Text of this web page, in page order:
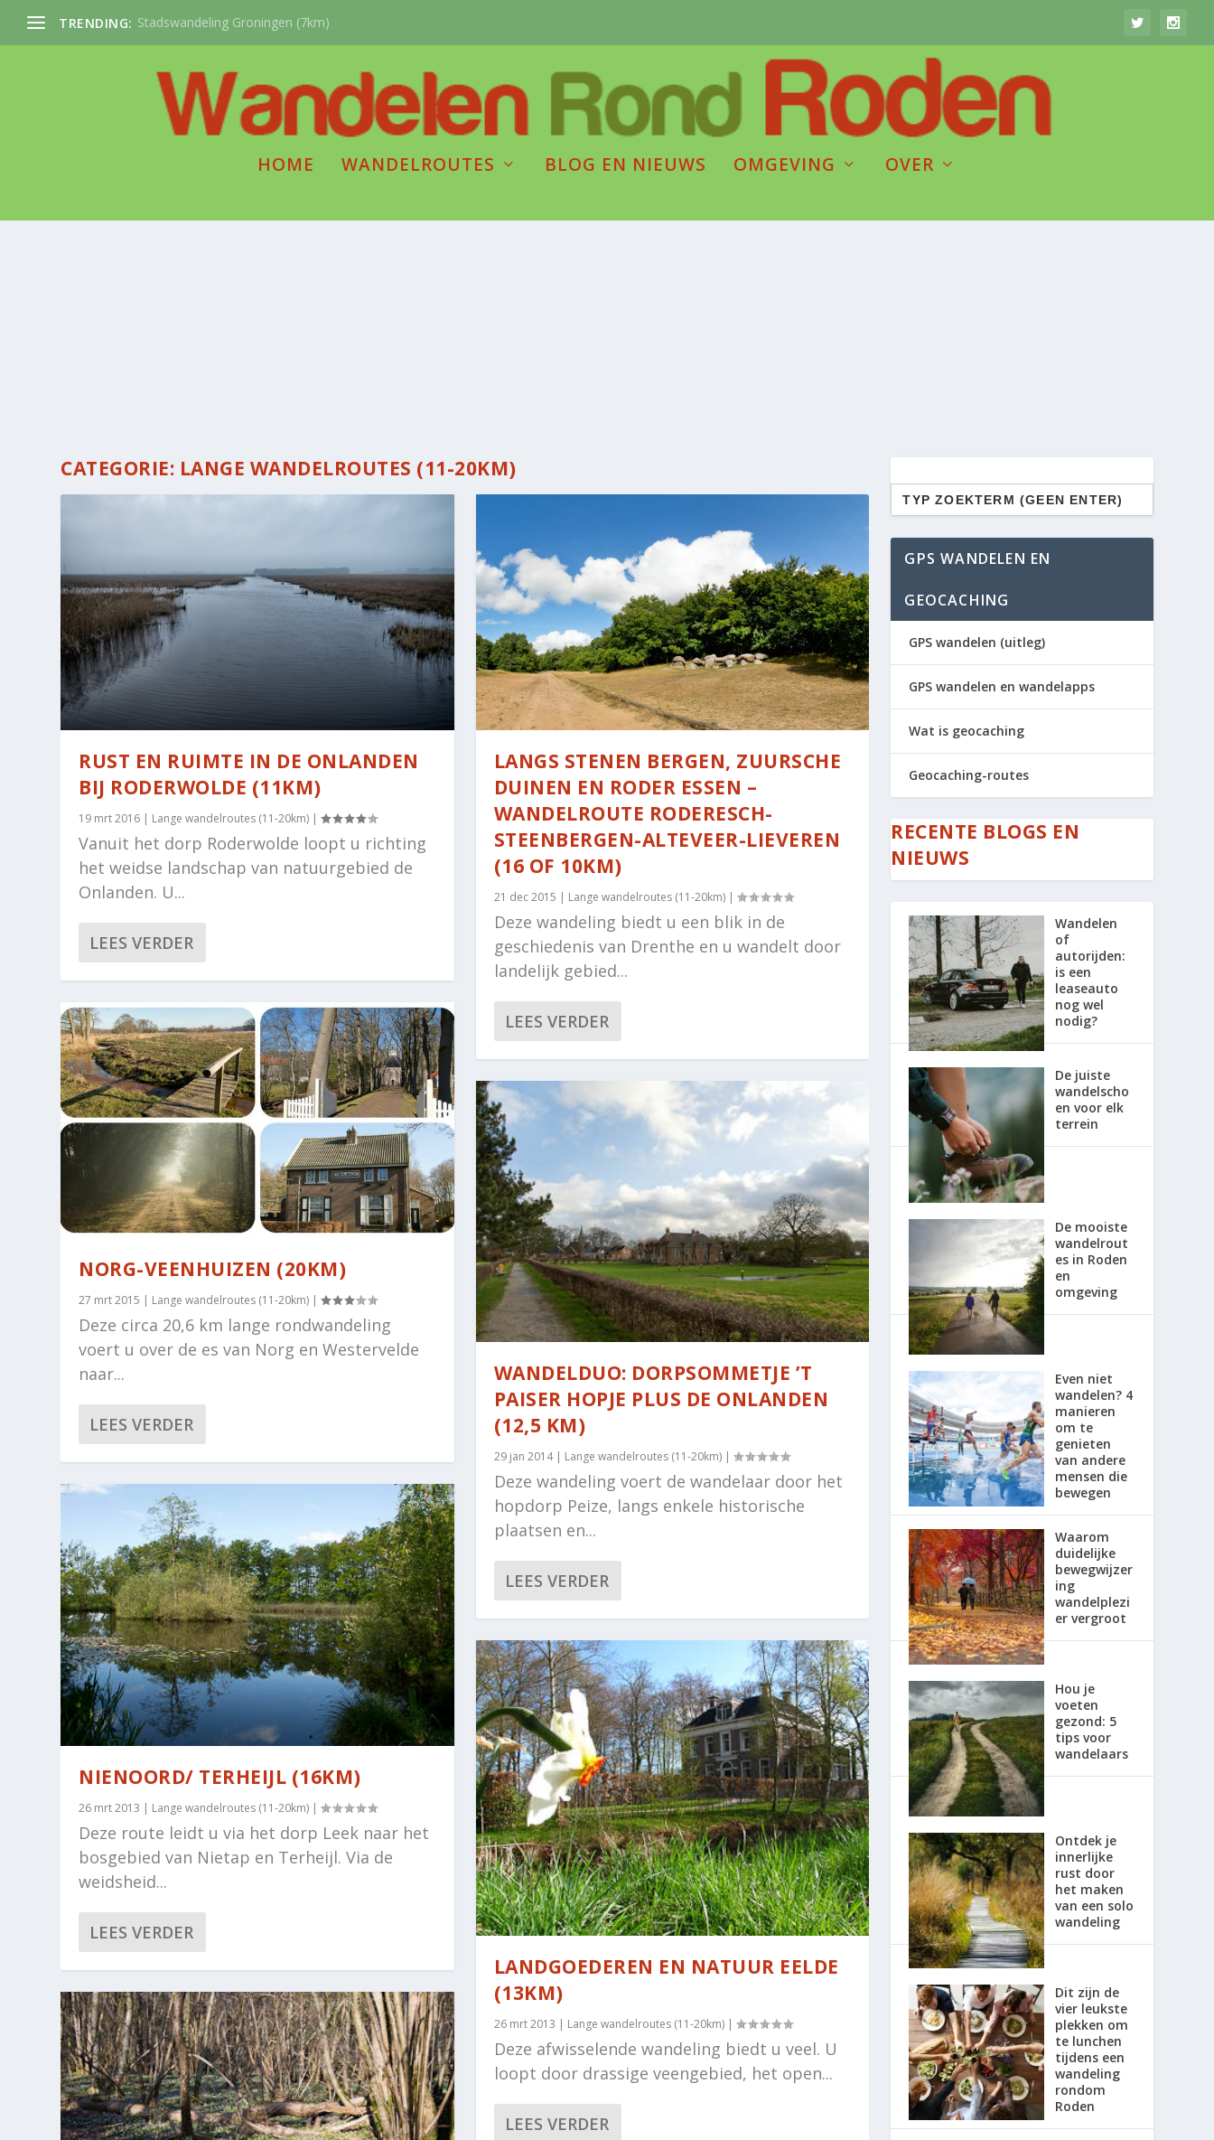
TRENDING: Stadswandeling Groningen (7km)
HOME WANDELROUTES BLOG EN NIEUWS OMGEVING OVER
CATEGORIE: LANGE WANDELROUTES (11-20KM)
RUST EN RUIMTE IN DE ONLANDEN
BIJ RODERWOLDE (11KM)
19 mrt 2016 | Lange wandelroutes (11-20km) |
Vanuit het dorp Roderwolde loopt u richting
het weidse landschap van natuurgebied de
Onlanden. U...
LEES VERDER
NORG-VEENHUIZEN (20KM)
27 mrt 2015 | Lange wandelroutes (11-20km) |
Deze circa 20,6 km lange rondwandeling
voert u over de es van Norg en Westervelde
naar...
LEES VERDER
NIENOORD/ TERHEIJL (16KM)
26 mrt 2013 | Lange wandelroutes (11-20km) |
Deze route leidt u via het dorp Leek naar het
bosgebied van Nietap en Terheijl. Via de
weidsheid...
LEES VERDER
LANGS STENEN BERGEN, ZUURSCHE
DUINEN EN RODER ESSEN –
WANDELROUTE RODERESCH-
STEENBERGEN-ALTEVEER-LIEVEREN
(16 OF 10KM)
21 dec 2015 | Lange wandelroutes (11-20km)|
Deze wandeling biedt u een blik in de
geschiedenis van Drenthe en u wandelt door
landelijk gebied...
LEES VERDER
WANDELDUO: DORPSOMMETJE ’T
PAISER HOPJE PLUS DE ONLANDEN
(12,5 KM)
29 jan 2014| Lange wandelroutes (11-20km)|
Deze wandeling voert de wandelaar door het
hopdorp Peize, langs enkele historische
plaatsen en...
LEES VERDER
LANDGOEDEREN EN NATUUR EELDE
(13KM)
26 mrt 2013 | Lange wandelroutes (11-20km)|
Deze afwisselende wandeling biedt u veel. U
loopt door drassige veengebied, het open...
LEES VERDER
Zoek
naar:
GPS WANDELEN EN
GEOCACHING
GPS wandelen (uitleg)
GPS wandelen en wandelapps
Wat is geocaching
Geocaching-routes
RECENTE BLOGS EN
NIEUWS
Wandelen
of
autorijden:
is een
leaseauto
nog wel
nodig?
De juiste
wandelscho
en voor elk
terrein
De mooiste
wandelrout
es in Roden
en
omgeving
Even niet
wandelen? 4
manieren
om te
genieten
van andere
mensen die
bewegen
Waarom
duidelijke
bewegwijzer
ing
wandelplezi
er vergroot
Hou je
voeten
gezond: 5
tips voor
wandelaars
Ontdek je
innerlijke
rust door
het maken
van een solo
wandeling
Dit zijn de
vier leukste
plekken om
te lunchen
tijdens een
wandeling
rondom
Roden